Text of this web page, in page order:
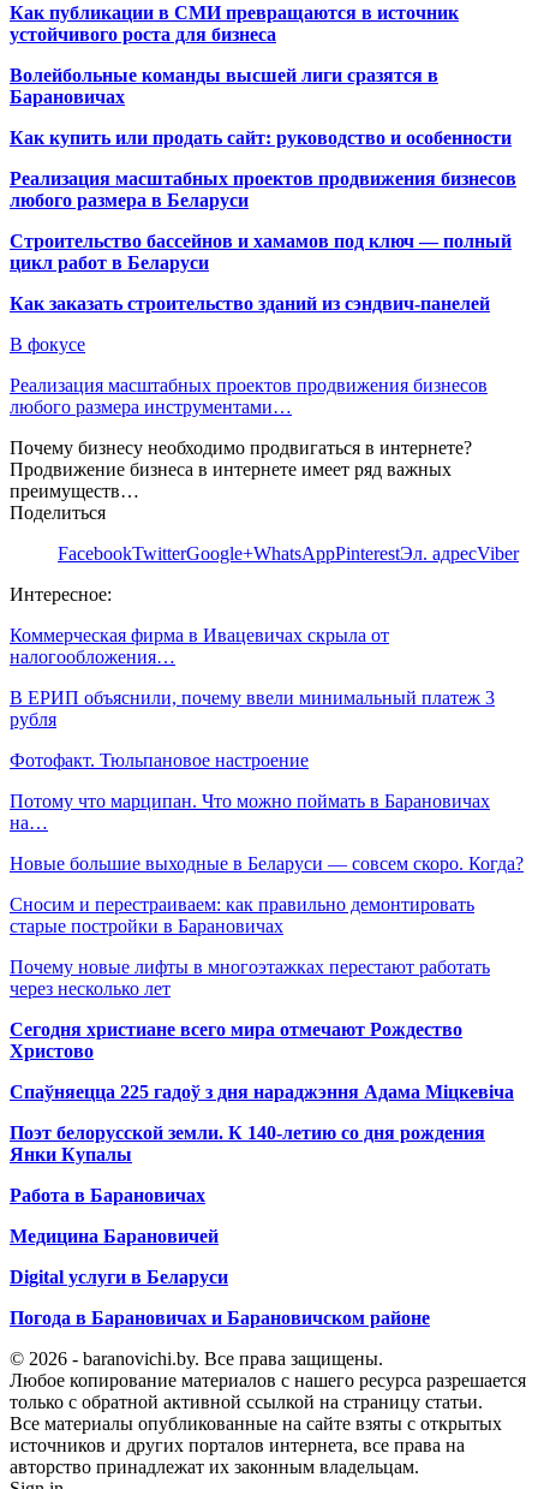
Как публикации в СМИ превращаются в источник
устойчивого роста для бизнеса
Волейбольные команды высшей лиги сразятся в
Барановичах
Как купить или продать сайт: руководство и особенности
Реализация масштабных проектов продвижения бизнесов
любого размера в Беларуси
Строительство бассейнов и хамамов под ключ — полный
цикл работ в Беларуси
Как заказать строительство зданий из сэндвич-панелей
В фокусе
Реализация масштабных проектов продвижения бизнесов
любого размера инструментами…
Почему бизнесу необходимо продвигаться в интернете?
Продвижение бизнеса в интернете имеет ряд важных
преимуществ…
Поделиться
FacebookTwitterGoogle+WhatsAppPinterestЭл. адресViber
Интересное:
Коммерческая фирма в Ивацевичах скрыла от
налогообложения…
В ЕРИП объяснили, почему ввели минимальный платеж 3
рубля
Фотофакт. Тюльпановое настроение
Потому что марципан. Что можно поймать в Барановичах
на…
Новые большие выходные в Беларуси — совсем скоро. Когда?
Сносим и перестраиваем: как правильно демонтировать
старые постройки в Барановичах
Почему новые лифты в многоэтажках перестают работать
через несколько лет
Сегодня христиане всего мира отмечают Рождество
Христово
Спаўняецца 225 гадоў з дня нараджэння Адама Міцкевіча
Поэт белорусской земли. К 140-летию со дня рождения
Янки Купалы
Работа в Барановичах
Медицина Барановичей
Digital услуги в Беларуси
Погода в Барановичах и Барановичском районе
© 2026 - baranovichi.by. Все права защищены.
Любое копирование материалов с нашего ресурса разрешается
только с обратной активной ссылкой на страницу статьи.
Все материалы опубликованные на сайте взяты с открытых
источников и других порталов интернета, все права на
авторство принадлежат их законным владельцам.